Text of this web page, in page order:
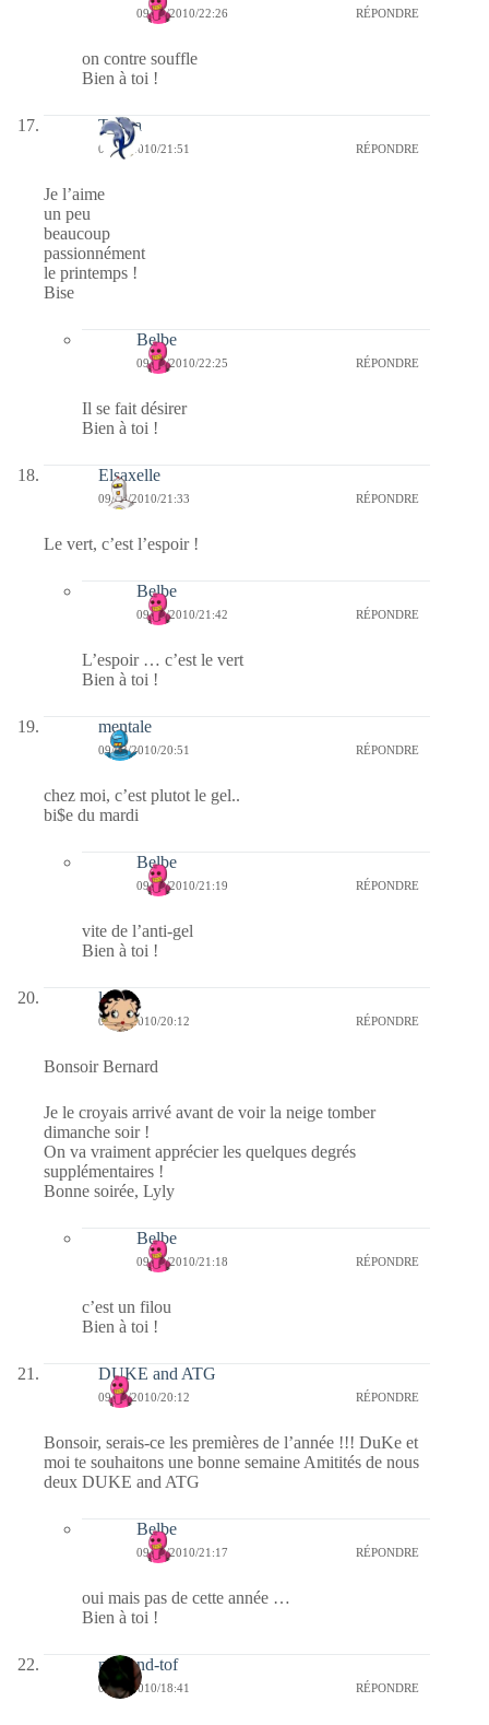
09/03/2010/22:26 RÉPONDRE
on contre souffle
Bien à toi !
Tanira
09/03/2010/21:51 RÉPONDRE
Je l’aime
un peu
beaucoup
passionnément
le printemps !
Bise
Belbe
09/03/2010/22:25 RÉPONDRE
Il se fait désirer
Bien à toi !
Elsaxelle
09/03/2010/21:33 RÉPONDRE
Le vert, c’est l’espoir !
Belbe
09/03/2010/21:42 RÉPONDRE
L’espoir … c’est le vert
Bien à toi !
mentale
09/03/2010/20:51 RÉPONDRE
chez moi, c’est plutot le gel..
bi$e du mardi
Belbe
09/03/2010/21:19 RÉPONDRE
vite de l’anti-gel
Bien à toi !
lyly
09/03/2010/20:12 RÉPONDRE
Bonsoir Bernard
Je le croyais arrivé avant de voir la neige tomber
dimanche soir !
On va vraiment apprécier les quelques degrés
supplémentaires !
Bonne soirée, Lyly
Belbe
09/03/2010/21:18 RÉPONDRE
c’est un filou
Bien à toi !
DUKE and ATG
09/03/2010/20:12 RÉPONDRE
Bonsoir, serais-ce les premières de l’année !!! DuKe et
moi te souhaitons une bonne semaine Amitités de nous
deux DUKE and ATG
Belbe
09/03/2010/21:17 RÉPONDRE
oui mais pas de cette année …
Bien à toi !
mel-and-tof
09/03/2010/18:41 RÉPONDRE